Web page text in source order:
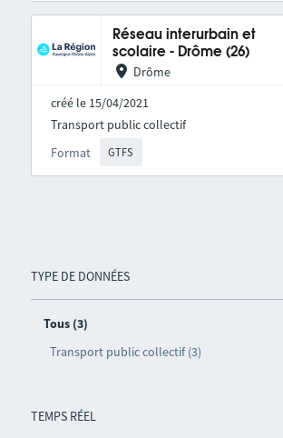
TYPE DE DONNÉES
Tous (3)
Transport public collectif (3)
TEMPS RÉEL
Réseau interurbain et
scolaire - Drôme (26)
Drôme
créé le 15/04/2021
Format GTFS
Transport public collectif